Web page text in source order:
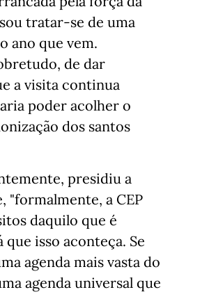
tratar-se de uma
ano que vem.
de dar
a visita continua
poder acolher o
dos santos
presidiu a
"formalmente, a CEP
daquilo que é
isso aconteça. Se
agenda mais vasta do
agenda universal que